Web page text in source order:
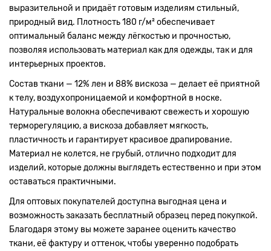
выразительной и придаёт готовым изделиям стильный,
природный вид. Плотность 180 г/м² обеспечивает
оптимальный баланс между лёгкостью и прочностью,
позволяя использовать материал как для одежды, так и для
интерьерных проектов.
Состав ткани — 12% лен и 88% вискоза — делает её приятной
к телу, воздухопроницаемой и комфортной в носке.
Натуральные волокна обеспечивают свежесть и хорошую
терморегуляцию, а вискоза добавляет мягкость,
пластичность и гарантирует красивое драпирование.
Материал не колется, не грубый, отлично подходит для
изделий, которые должны выглядеть естественно и при этом
оставаться практичными.
Для оптовых покупателей доступна выгодная цена и
возможность заказать бесплатный образец перед покупкой.
Благодаря этому вы можете заранее оценить качество
ткани, её фактуру и оттенок, чтобы уверенно подобрать